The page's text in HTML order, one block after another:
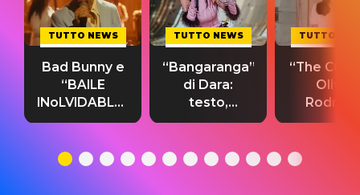
TUTTO NEWS
Bad Bunny e
“BAILE
INoLVIDABLE”:
testo,
significato
TUTTO NEWS
“Bangaranga”
di Dara:
testo,
traduzione e
del singolo
TUTTO
“The
Olivia
testo,